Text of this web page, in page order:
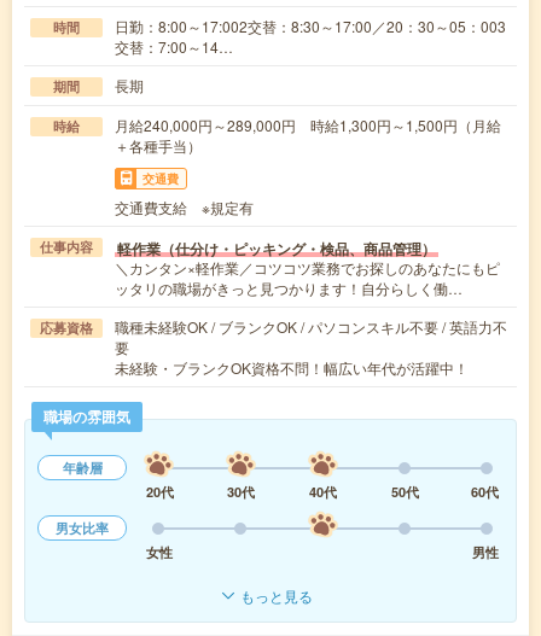
時間
日勤：8:00～17:002交替：8:30～17:00／20：30～05：003
交替：7:00～14…
期間 長期
時給
月給240,000円～289,000円 時給1,300円～1,500円（月給
＋各種手当）
交通費
交通費支給 ※規定有
仕事内容 軽作業（仕分け・ピッキング・検品、商品管理）
＼カンタン×軽作業／コツコツ業務でお探しのあなたにもピ
ッタリの職場がきっと見つかります！自分らしく働…
応募資格
職種未経験OK / ブランクOK / パソコンスキル不要 / 英語力不
要
未経験・ブランクOK資格不問！幅広い年代が活躍中！
職場の雰囲気
年齢層
20代
30代 40代 50代
60代
男女比率
女性
男性
もっと見る